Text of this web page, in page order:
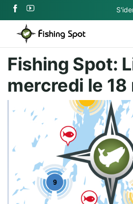
Fishing Spot:
mercredi le